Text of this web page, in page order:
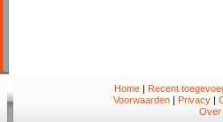
Home|
Recent
Voorwaarden
Privacy
Over